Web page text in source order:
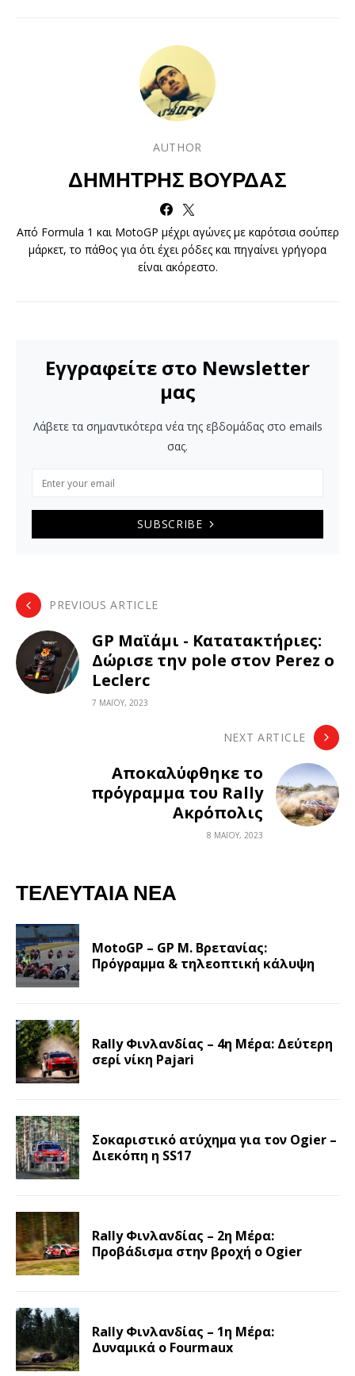
AUTHOR
ΔΗΜΉΤΡΗΣ ΒΟΎΡΔΑΣ
Από Formula 1 και MotoGP μέχρι αγώνες με καρότσια σούπερ
μάρκετ, το πάθος για ότι έχει ρόδες και πηγαίνει γρήγορα
είναι ακόρεστο.
Εγγραφείτε στο Newsletter
μας
Λάβετε τα σημαντικότερα νέα της εβδομάδας στο emails
σας.
SUBSCRIBE
PREVIOUS ARTICLE
GP Μαϊάμι - Κατατακτήριες:
Δώρισε την pole στον Perez o
Leclerc
7 ΜΑΪ́ΟΥ, 2023
NEXT ARTICLE
Αποκαλύφθηκε το
πρόγραμμα του Rally
Ακρόπολις
8 ΜΑΪ́ΟΥ, 2023
ΤΕΛΕΥΤΑΊΑ ΝΈΑ
MotoGP – GP Μ. Βρετανίας:
Πρόγραμμα & τηλεοπτική κάλυψη
Rally Φινλανδίας – 4η Μέρα: Δεύτερη
σερί νίκη Pajari
Σοκαριστικό ατύχημα για τον Ogier –
Διεκόπη η SS17
Rally Φινλανδίας – 2η Μέρα:
Προβάδισμα στην βροχή ο Ogier
Rally Φινλανδίας – 1η Μέρα:
Δυναμικά ο Fourmaux